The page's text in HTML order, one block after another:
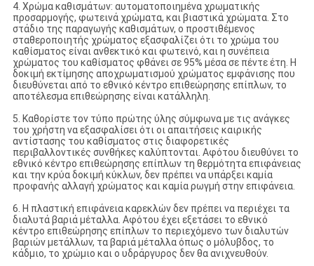
4. Χρώμα καθισμάτων: αυτοματοποιημένα χρωματικής
προσαρμογής, φωτεινά χρώματα, και βιαστικά χρώματα. Στο
στάδιο της παραγωγής καθισμάτων, ο προστιθέμενος
σταθεροποιητής χρώματος εξασφαλίζει ότι το χρώμα του
καθίσματος είναι ανθεκτικό και φωτεινό, και η συνέπεια
χρώματος του καθίσματος φθάνει σε 95% μέσα σε πέντε έτη. Η
δοκιμή εκτίμησης αποχρωματισμού χρώματος εμφάνισης που
διευθύνεται από το εθνικό κέντρο επιθεώρησης επίπλων, το
αποτέλεσμα επιθεώρησης είναι κατάλληλη.
5. Καθορίστε τον τύπο πρώτης ύλης σύμφωνα με τις ανάγκες
του χρήστη να εξασφαλίσει ότι οι απαιτήσεις καιρικής
αντίστασης του καθίσματος στις διαφορετικές
περιβαλλοντικές συνθήκες καλύπτονται. Αφότου διευθύνει το
εθνικό κέντρο επιθεώρησης επίπλων τη θερμότητα επιφάνειας
και την κρύα δοκιμή κύκλων, δεν πρέπει να υπάρξει καμία
προφανής αλλαγή χρώματος και καμία ρωγμή στην επιφάνεια.
6. Η πλαστική επιφάνεια καρεκλών δεν πρέπει να περιέχει τα
διαλυτά βαριά μέταλλα. Αφότου έχει εξετάσει το εθνικό
κέντρο επιθεώρησης επίπλων το περιεχόμενο των διαλυτών
βαριών μετάλλων, τα βαριά μέταλλα όπως ο μόλυβδος, το
κάδμιο, το χρώμιο και ο υδράργυρος δεν θα ανιχνευθούν.